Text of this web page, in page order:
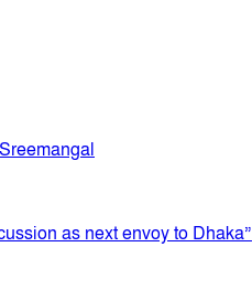
as next envoy to Dhaka”